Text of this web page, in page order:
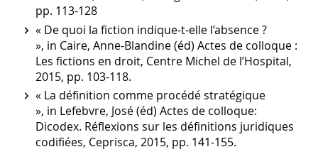
pp. 113-128
« De quoi la fiction indique-t-elle l’absence ?
», in Caire, Anne-Blandine (éd) Actes de colloque :
Les fictions en droit, Centre Michel de l’Hospital,
2015, pp. 103-118.
« La définition comme procédé stratégique
», in Lefebvre, José (éd) Actes de colloque:
Dicodex. Réflexions sur les définitions juridiques
codifiées, Ceprisca, 2015, pp. 141-155.